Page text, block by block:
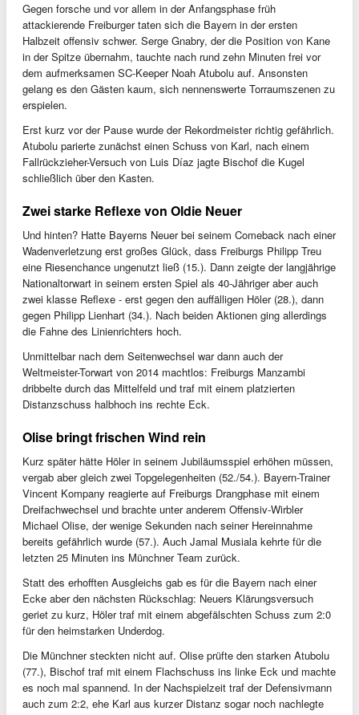
Gegen forsche und vor allem in der Anfangsphase früh
attackierende Freiburger taten sich die Bayern in der ersten
Halbzeit offensiv schwer. Serge Gnabry, der die Position von Kane
in der Spitze übernahm, tauchte nach rund zehn Minuten frei vor
dem aufmerksamen SC-Keeper Noah Atubolu auf. Ansonsten
gelang es den Gästen kaum, sich nennenswerte Torraumszenen zu
erspielen.
Erst kurz vor der Pause wurde der Rekordmeister richtig gefährlich.
Atubolu parierte zunächst einen Schuss von Karl, nach einem
Fallrückzieher-Versuch von Luis Díaz jagte Bischof die Kugel
schließlich über den Kasten.
Zwei starke Reflexe von Oldie Neuer
Und hinten? Hatte Bayerns Neuer bei seinem Comeback nach einer
Wadenverletzung erst großes Glück, dass Freiburgs Philipp Treu
eine Riesenchance ungenutzt ließ (15.). Dann zeigte der langjährige
Nationaltorwart in seinem ersten Spiel als 40-Jähriger aber auch
zwei klasse Reflexe - erst gegen den auffälligen Höler (28.), dann
gegen Philipp Lienhart (34.). Nach beiden Aktionen ging allerdings
die Fahne des Linienrichters hoch.
Unmittelbar nach dem Seitenwechsel war dann auch der
Weltmeister-Torwart von 2014 machtlos: Freiburgs Manzambi
dribbelte durch das Mittelfeld und traf mit einem platzierten
Distanzschuss halbhoch ins rechte Eck.
Olise bringt frischen Wind rein
Kurz später hätte Höler in seinem Jubiläumsspiel erhöhen müssen,
vergab aber gleich zwei Topgelegenheiten (52./54.). Bayern-Trainer
Vincent Kompany reagierte auf Freiburgs Drangphase mit einem
Dreifachwechsel und brachte unter anderem Offensiv-Wirbler
Michael Olise, der wenige Sekunden nach seiner Hereinnahme
bereits gefährlich wurde (57.). Auch Jamal Musiala kehrte für die
letzten 25 Minuten ins Münchner Team zurück.
Statt des erhofften Ausgleichs gab es für die Bayern nach einer
Ecke aber den nächsten Rückschlag: Neuers Klärungsversuch
geriet zu kurz, Höler traf mit einem abgefälschten Schuss zum 2:0
für den heimstarken Underdog.
Die Münchner steckten nicht auf. Olise prüfte den starken Atubolu
(77.), Bischof traf mit einem Flachschuss ins linke Eck und machte
es noch mal spannend. In der Nachspielzeit traf der Defensivmann
auch zum 2:2, ehe Karl aus kurzer Distanz sogar noch nachlegte